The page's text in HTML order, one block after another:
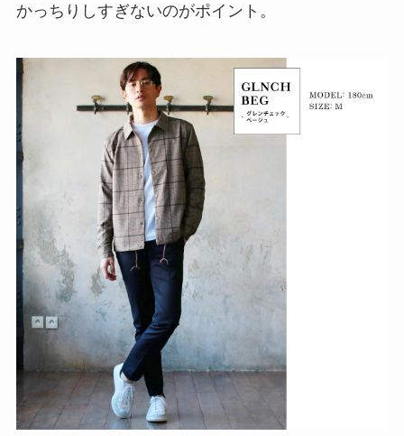
かっちりしすぎないのがポイント。